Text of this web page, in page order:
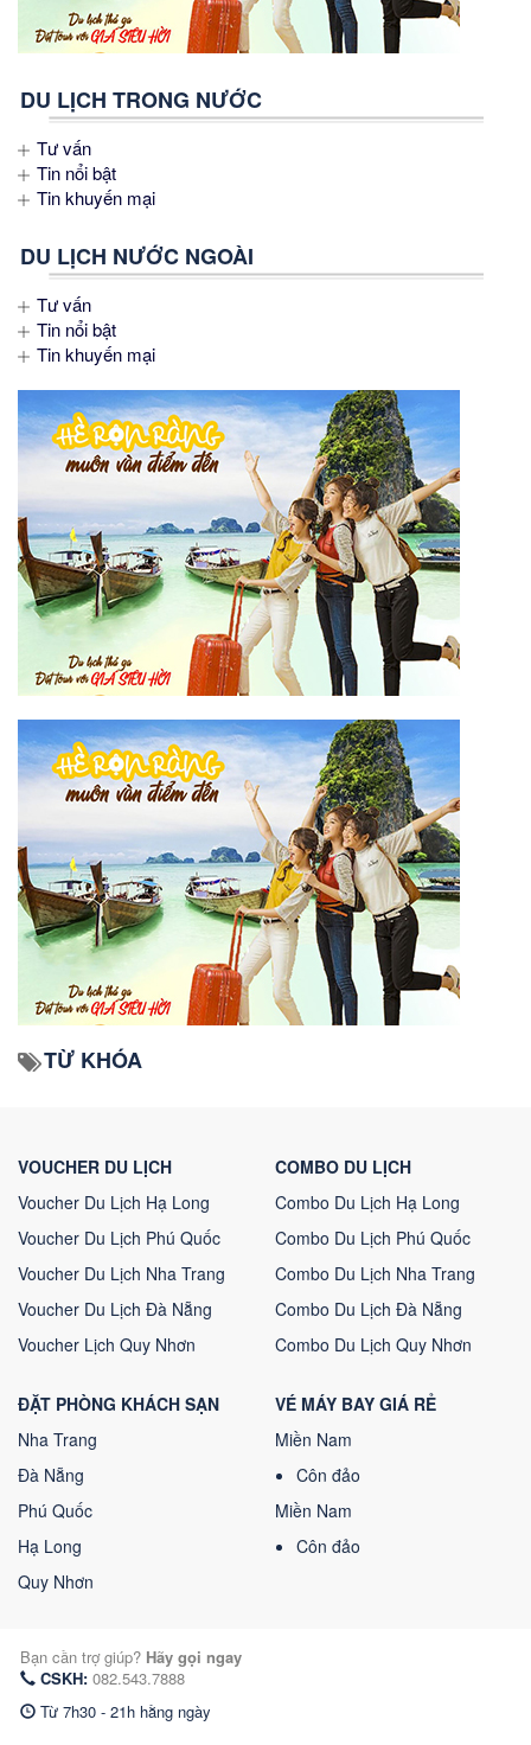
DU LỊCH TRONG NƯỚC
Tư vấn
Tin nổi bật
Tin khuyến mại
DU LỊCH NƯỚC NGOÀI
Tư vấn
Tin nổi bật
Tin khuyến mại
TỪ KHÓA
VOUCHER DU LỊCH
Voucher Du Lịch Hạ Long
Voucher Du Lịch Phú Quốc
Voucher Du Lịch Nha Trang
Voucher Du Lịch Đà Nẵng
Voucher Lịch Quy Nhơn
COMBO DU LỊCH
Combo Du Lịch Hạ Long
Combo Du Lịch Phú Quốc
Combo Du Lịch Nha Trang
Combo Du Lịch Đà Nẵng
Combo Du Lịch Quy Nhơn
ĐẶT PHÒNG KHÁCH SẠN
Nha Trang
Đà Nẵng
Phú Quốc
Hạ Long
Quy Nhơn
VÉ MÁY BAY GIÁ RẺ
Miền Nam
Côn đảo
Miền Nam
Côn đảo
Bạn cần trợ giúp? Hãy gọi ngay
CSKH: 082.543.7888
Từ 7h30 - 21h hằng ngày